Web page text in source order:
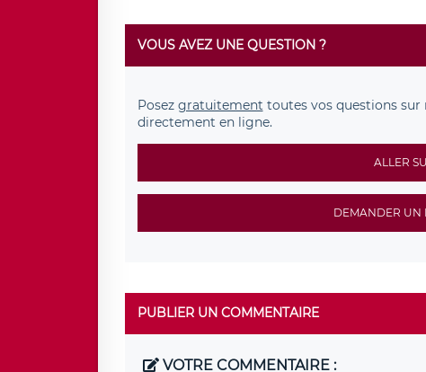
VOUS AVEZ UNE QUESTION ?
Posez gratuitement toutes vos questions
directement en ligne.
ALLER
DEMANDER UN
PUBLIER UN COMMENTAIRE
VOTRE COMMENTAIRE :